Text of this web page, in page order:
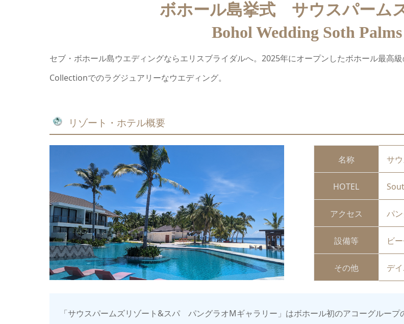
ボホール島挙式 サウスパーム
Bohol Wedding Soth
セブ・ボホール島ウエディングならエリスブライダルへ。2025年にオープンしたボホール最
Collectionでのラグジュアリーなウエディング。
リゾート・ホテル概要
名称 サ
HOTEL
アクセス パ
設備等 ビ
その他 デ
「サウスパームズリゾート&スパ パングラオMギャラリー」はボホール初のアコーグルー